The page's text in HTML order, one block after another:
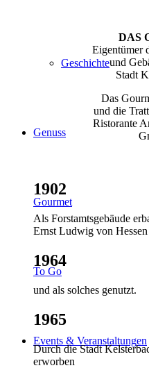
Geschichte
Genuss
Gourmet
To Go
Events & Veranstaltungen
DAS
Eigentümer
und
Stadt
Das
und die
Ristorante
1902
Als Forstamtsgebäude
Ernst Ludwig von Hessen
1964
und als solches genutzt.
1965
Durch die Stadt
erworben